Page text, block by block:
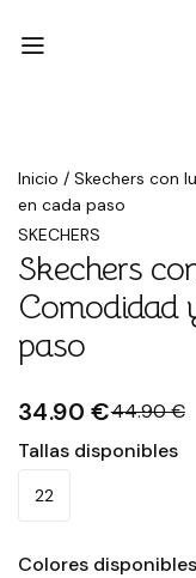
Inicio / Skechers con
en cada paso
Rebajado
SKECHERS
Skechers
Comodidad
paso
34.90 €44.90 €
Tallas disponibles
22
Colores disponibles